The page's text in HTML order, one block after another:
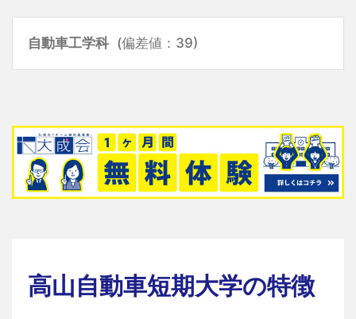
自動車工学科 (偏差値：39)
高山自動車短期大学の特徴